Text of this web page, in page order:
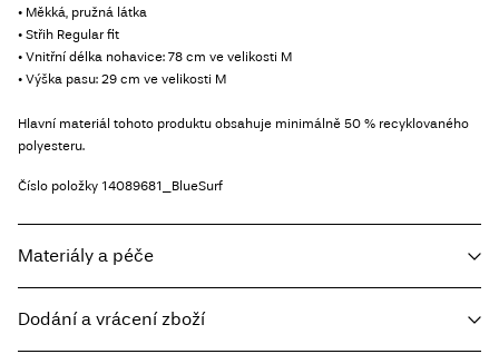
• Měkká, pružná látka
• Střih Regular fit
• Vnitřní délka nohavice: 78 cm ve velikosti M
• Výška pasu: 29 cm ve velikosti M
Hlavní materiál tohoto produktu obsahuje minimálně 50 % recyklovaného
polyesteru.
Číslo položky 14089681_BlueSurf
Materiály a péče
Dodání a vrácení zboží